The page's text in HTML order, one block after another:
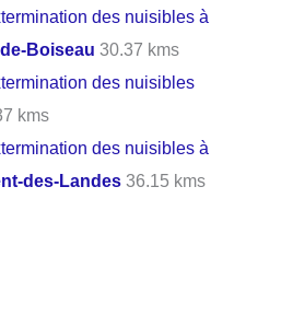
des nuisibles à
Boiseau 30.37 kms
des nuisibles
kms
des nuisibles à
des-Landes 36.15 kms